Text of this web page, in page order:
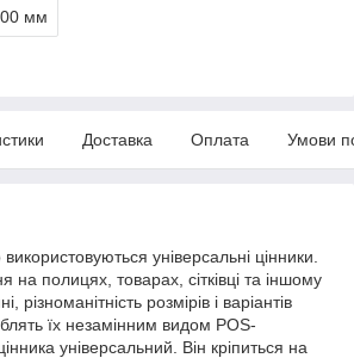
мм
Доставка Оплата Умови
універсальні цінники.
на полицях, товарах, сітківці та іншому
різноманітність розмірів і варіантів
їх незамінним видом POS-
універсальний. Він кріпиться на